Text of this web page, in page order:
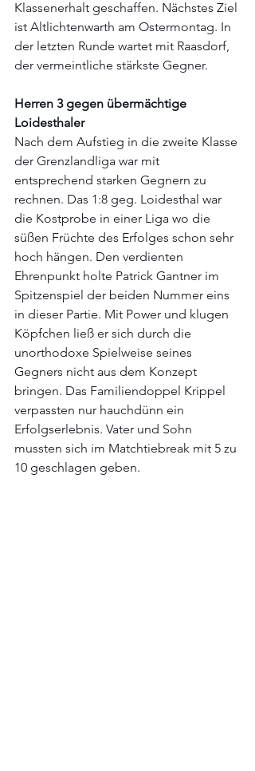
Klassenerhalt geschaffen. Nächstes Ziel
ist Altlichtenwarth am Ostermontag. In
der letzten Runde wartet mit Raasdorf,
der vermeintliche stärkste Gegner.
Herren 3 gegen übermächtige
Loidesthaler
Nach dem Aufstieg in die zweite Klasse
der Grenzlandliga war mit
entsprechend starken Gegnern zu
rechnen. Das 1:8 geg. Loidesthal war
die Kostprobe in einer Liga wo die
süßen Früchte des Erfolges schon sehr
hoch hängen. Den verdienten
Ehrenpunkt holte Patrick Gantner im
Spitzenspiel der beiden Nummer eins
in dieser Partie. Mit Power und klugen
Köpfchen ließ er sich durch die
unorthodoxe Spielweise seines
Gegners nicht aus dem Konzept
bringen. Das Familiendoppel Krippel
verpassten nur hauchdünn ein
Erfolgserlebnis. Vater und Sohn
mussten sich im Matchtiebreak mit 5 zu
10 geschlagen geben.